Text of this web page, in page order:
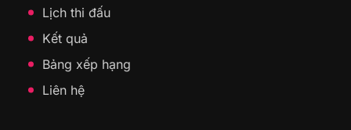
Lịch thi đấu
Kết quả
Bảng xếp hạng
Liên hệ